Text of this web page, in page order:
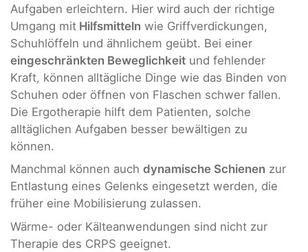
Aufgaben erleichtern. Hier wird auch der richtige
Umgang mit Hilfsmitteln wie Griffverdickungen,
Schuhlöffeln und ähnlichem geübt. Bei einer
eingeschränkten Beweglichkeit und fehlender
Kraft, können alltägliche Dinge wie das Binden von
Schuhen oder öffnen von Flaschen schwer fallen.
Die Ergotherapie hilft dem Patienten, solche
alltäglichen Aufgaben besser bewältigen zu
können.
Manchmal können auch dynamische Schienen zur
Entlastung eines Gelenks eingesetzt werden, die
früher eine Mobilisierung zulassen.
Wärme- oder Kälteanwendungen sind nicht zur
Therapie des CRPS geeignet.